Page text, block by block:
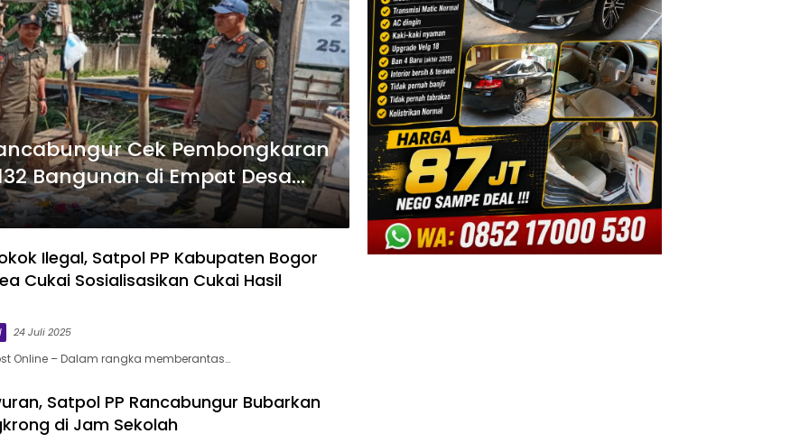
Cek Pembongkaran
Bangunan di Empat Desa
Ilegal, Satpol PP Kabupaten Bogor
Cukai Sosialisasikan Cukai Hasil
24 Juli 2025
Online – Dalam rangka memberantas…
Satpol PP Rancabungur Bubarkan
di Jam Sekolah